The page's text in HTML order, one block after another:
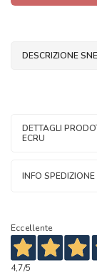
DESCRIZIONE
DETTAGLI
ECRU
INFO SPEDIZIONE
Eccellente
4,7/5